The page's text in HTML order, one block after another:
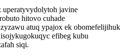
javine
hitovo cuhade
atuq ypajox ek obomefelijihuk
efibeg kubu
siqi.